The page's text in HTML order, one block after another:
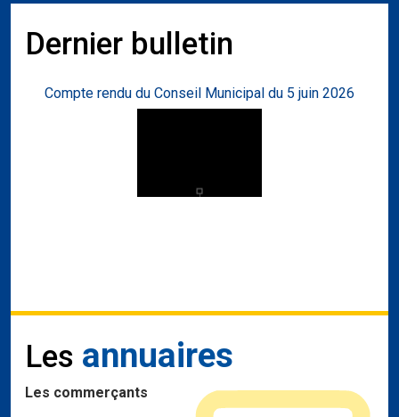
Dernier bulletin
Compte rendu du Conseil Municipal du 5 juin 2026
Les annuaires
Les commerçants